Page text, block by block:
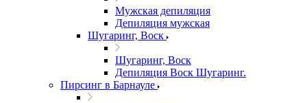
Мужская депиляция
Депиляция мужская
Шугаринг, Воск
Шугаринг, Воск
Депиляция Воск Шугаринг.
Пирсинг в Барнауле